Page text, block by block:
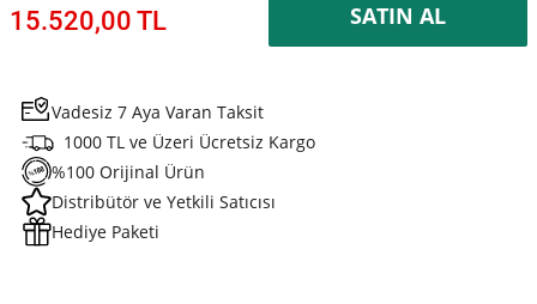
15.520,00 TL SATIN AL
Vadesiz 7 Aya Varan Taksit
1000 TL ve Üzeri Ücretsiz Kargo
%100 Orijinal Ürün
Distribütör ve Yetkili Satıcısı
Hediye Paketi